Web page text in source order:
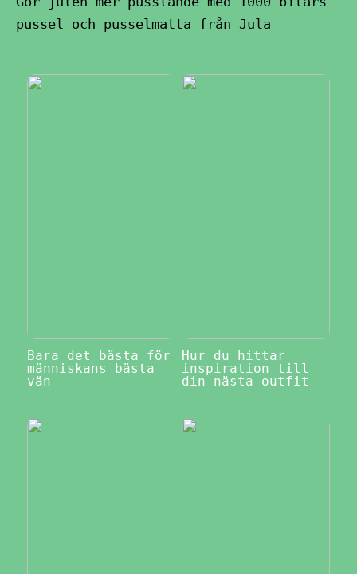
pussel och pusselmatta från Jula
Bara det bästa för
människans bästa
vän
Hur du hittar
inspiration till
din nästa outfit